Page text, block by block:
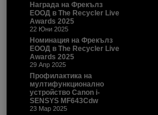
Награда на Фрекълз
ЕООД в The Recycler Live
Awards 2025
22 Юни 2025
Номинация на Фрекълз
ЕООД в The Recycler Live
Awards 2025
29 Апр 2025
Профилактика на
мултифункционално
устройство Canon i-
SENSYS MF643Cdw
23 Мар 2025